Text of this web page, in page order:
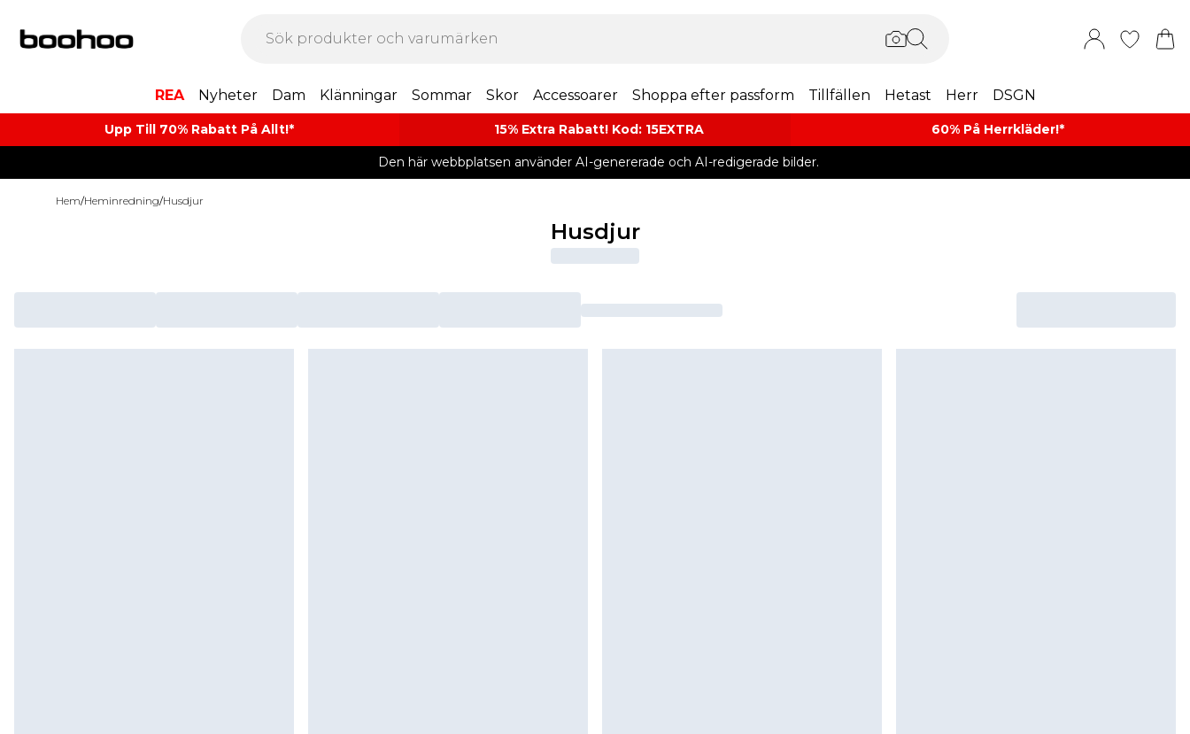
REA Nyheter Dam Klänningar Sommar Skor Accessoarer Shoppa efter passform Tillfällen Hetast Herr DSGN
Upp Till 70% Rabatt På Allt!* 15% Extra Rabatt! Kod: 15EXTRA 60% På Herrkläder!*​
Den här webbplatsen använder AI-genererade och AI-redigerade bilder.
Hem/Heminredning/Husdjur
Husdjur